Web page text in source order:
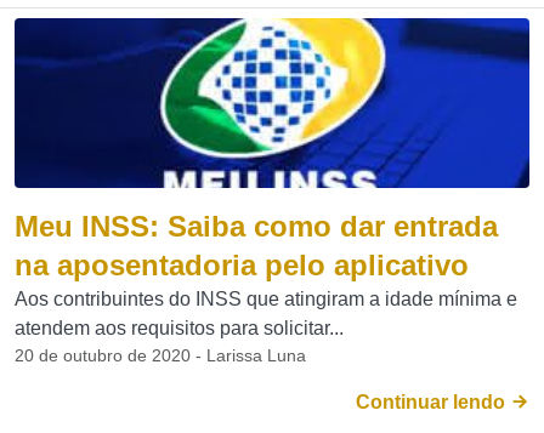
Meu INSS: Saiba como dar entrada
na aposentadoria pelo aplicativo
Aos contribuintes do INSS que atingiram a idade mínima e
atendem aos requisitos para solicitar...
20 de outubro de 2020 - Larissa Luna
Continuar lendo